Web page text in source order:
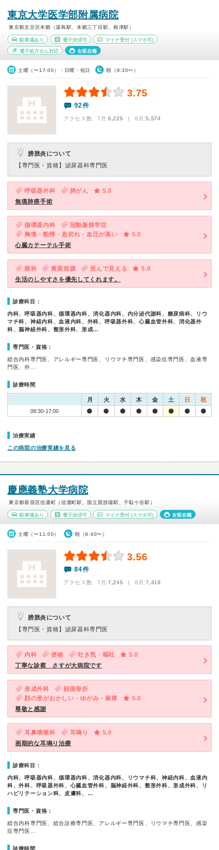
東京大学医学部附属病院
東京都文京区本郷（湯島駅、本郷三丁目駅、根津駅）
駐車場あり 電子決済可 マイナ受付 (スマホ可)
電子処方せん対応 女医在籍
土曜（〜17:00）・日曜・祝日 朝（8:30〜）
3.75
92件
アクセス数 7月:6,225 | 6月:5,574
膀胱炎について
【専門医・資格】 泌尿器科専門医
呼吸器外科 肺がん
5.0
無痛肺癌手術
循環器内科
冠動脈狭窄症
胸痛・動悸・息切れ・血圧が高い
5.0
心臓カテーテル手術
眼科 黄斑前膜 歪んで見える
5.0
生活のしやすさを優先してくれます。
診療科目：
内科、呼吸器内科、循環器内科、消化器内科、内分泌代謝科、糖尿病科、リウ
マチ科、神経内科、血液内科、外科、呼吸器外科、心臓血管外科、消化器外
科、脳神経外科、整形外科、形成…
専門医・資格：
総合内科専門医、アレルギー専門医、リウマチ専門医、感染症専門医、血液専
門医、外…
診療時間
月 火 水 木 金 土 日 祝
08:30-17:00
治療実績
この病院の治療実績を見る
慶應義塾大学病院
東京都新宿区信濃町（信濃町駅、国立競技場駅、千駄ケ谷駅）
駐車場あり 電子決済可 マイナ受付 (スマホ可) 女医在籍
土曜（〜11:00） 朝（8:40〜）
3.56
84件
アクセス数 7月:7,245 | 6月:7,418
膀胱炎について
【専門医・資格】 泌尿器科専門医
内科 便秘 吐き気・嘔吐
5.0
丁寧な診察 さすが大病院です
形成外科
顔面骨折
顔の形がおかしい・ゆがみ・麻痺
5.0
尊敬と感謝
耳鼻咽喉科 耳鳴り
5.0
画期的な耳鳴り治療
診療科目：
内科、呼吸器内科、循環器内科、消化器内科、リウマチ科、神経内科、血液内
科、外科、呼吸器外科、心臓血管外科、脳神経外科、整形外科、形成外科、リ
ハビリテーション科、皮膚科、…
専門医・資格：
総合内科専門医、総合診療専門医、アレルギー専門医、リウマチ専門医、感染
症専門医…
診療時間